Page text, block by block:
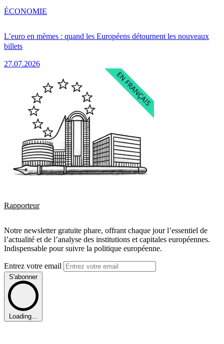
L’euro en mèmes : quand les Européens détournent les nouveaux
billets
27.07.2026
ÉCONOMIE
Rapporteur
Notre newsletter gratuite phare, offrant chaque jour l’essentiel de
l’actualité et de l’analyse des institutions et capitales européennes.
Indispensable pour suivre la politique européenne.
Entrez votre email
S'abonner
Loading...